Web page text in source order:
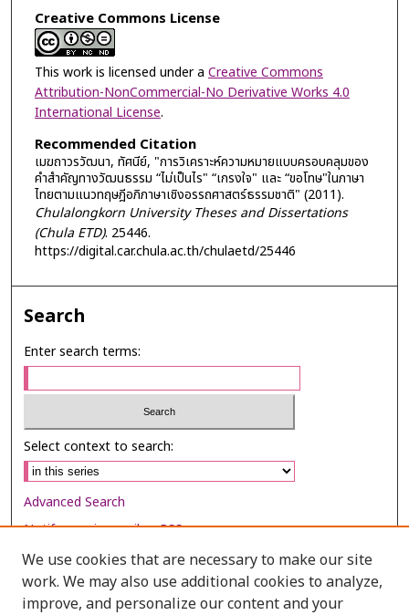
Creative Commons License
This work is licensed under a Creative Commons
Attribution-NonCommercial-No Derivative Works 4.0
International License.
Recommended Citation
เมฆถาวรวัฒนา, ทัศนีย์, "การวิเคราะห์ความหมายแบบครอบคลุมของ
คำสำคัญทางวัฒนธรรม “ไม่เป็นไร" “เกรงใจ" และ “ขอโทษ"ในภาษา
ไทยตามแนวทฤษฎีอภิภาษาเชิงอรรถศาสตร์ธรรมชาติ" (2011).
Chulalongkorn University Theses and Dissertations
(Chula ETD). 25446.
https://digital.car.chula.ac.th/chulaetd/25446
Search
Enter search terms:
Select context to search:
Advanced Search
Notify me via email orRSS
Browse
Collections
We use cookies that are necessary to make our site
work. We may also use additional cookies to analyze,
improve, and personalize our content and your